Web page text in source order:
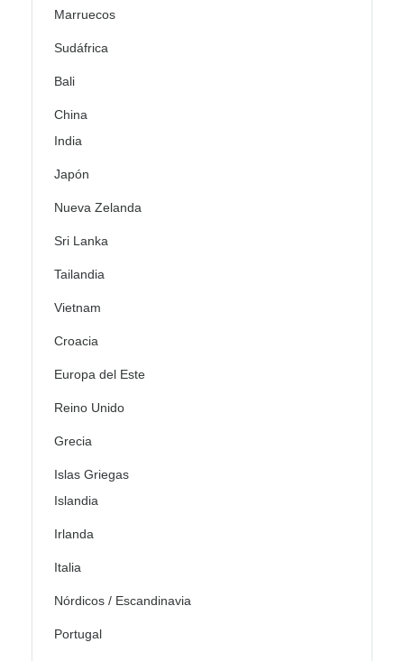
Marruecos
Sudáfrica
Bali
China
India
Japón
Nueva Zelanda
Sri Lanka
Tailandia
Vietnam
Croacia
Europa del Este
Reino Unido
Grecia
Islas Griegas
Islandia
Irlanda
Italia
Nórdicos / Escandinavia
Portugal